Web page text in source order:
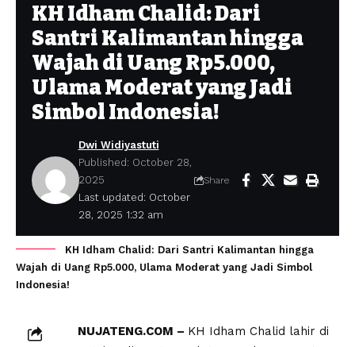
KH Idham Chalid: Dari
Santri Kalimantan hingga
Wajah di Uang Rp5.000,
Ulama Moderat yang Jadi
Simbol Indonesia!
Last updated: October
28, 2025 1:32 am
Dwi Widiyastuti
Published: October 28,
2025
Share
KH Idham Chalid: Dari Santri Kalimantan hingga
Wajah di Uang Rp5.000, Ulama Moderat yang Jadi Simbol
Indonesia!
NUJATENG.COM – KH Idham Chalid lahir di